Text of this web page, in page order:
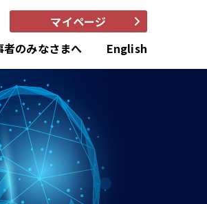
マイページ
者のみなさまへ English